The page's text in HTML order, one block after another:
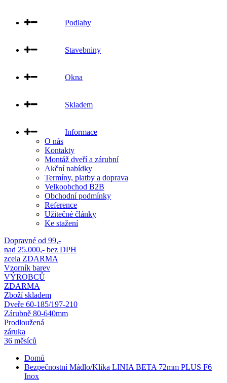
Podlahy
Stavebniny
Okna
Skladem
Informace
O nás
Kontakty
Montáž dveří a zárubní
Akční nabídky
Termíny, platby a doprava
Velkoobchod B2B
Obchodní podmínky
Reference
Užitečné články
Ke stažení
Dopravné od 99,-
nad 25.000,- bez DPH
zcela ZDARMA
Vzorník barev
VÝROBCŮ
ZDARMA
Zboží skladem
Dveře 60-185/197-210
Zárubně 80-640mm
Prodloužená
záruka
36 měsíců
Domů
Bezpečnostní Mádlo/Klika LINIA BETA 72mm PLUS F6
Inox